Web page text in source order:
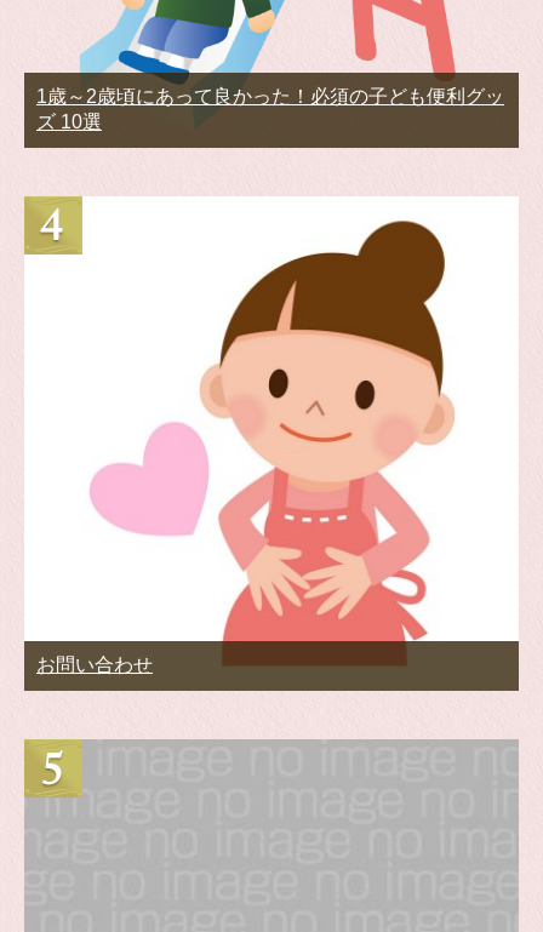
1歳～2歳頃にあって良かった！必須の子ども便利グッ
ズ 10選
お問い合わせ